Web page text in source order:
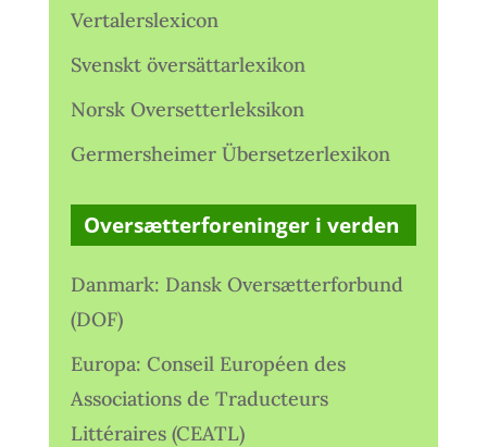
Vertalerslexicon
Svenskt översättarlexikon
Norsk Oversetterleksikon
Germersheimer Übersetzerlexikon
Oversætterforeninger i verden
Danmark: Dansk Oversætterforbund
(DOF)
Europa: Conseil Européen des
Associations de Traducteurs
Littéraires (CEATL)